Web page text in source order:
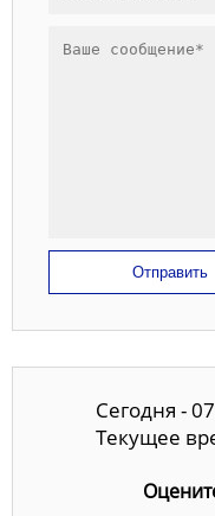
Отправить
Сегодня -
Текущее